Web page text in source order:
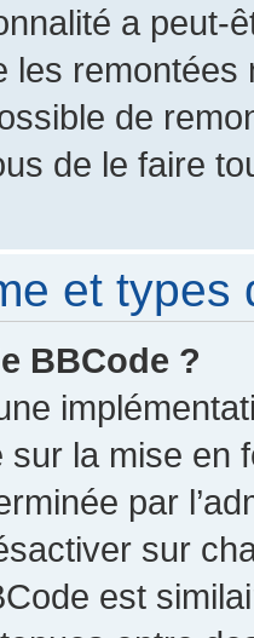
a peut-
les remontées
de
de le faire
et types
BBCode ?
la mise en
par
sur
est